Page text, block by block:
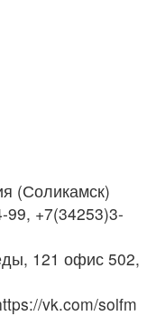
(Соликамск)
99, +7(34253)3-
121 офис 502,
vk.com/solfm